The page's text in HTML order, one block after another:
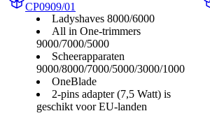
CP0909/01
Ladyshaves 8000/6000
All in One-trimmers
9000/7000/5000
Scheerapparaten
9000/8000/7000/5000/3000/1000
OneBlade
2-pins adapter (7,5 Watt) is
geschikt voor EU-landen